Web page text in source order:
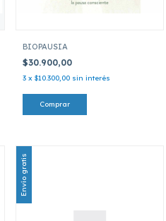
BIOPAUSIA
$30.900,00
3 x $10.300,00 sin interés
Envío gratis